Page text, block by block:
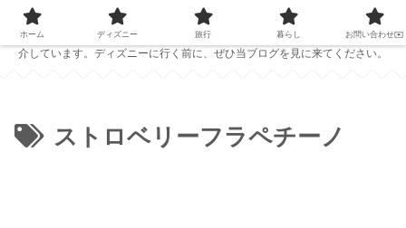
PC1台で仕事をしている夫婦が、ディズニーの準備に役立つ情報を発信中！
ホテルレビューやおすすめのパークフード、ディズニーで役立つアイテムを紹
介しています。ディズニーに行く前に、ぜひ当ブログを見に来てください。
ストロベリーフラペチーノ
ホーム ディズニー 旅行 暮らし お問い合わせ✉️